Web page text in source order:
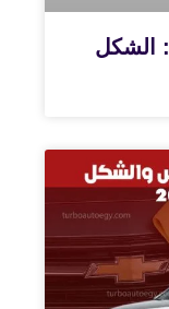
مراجعة شاملة لدبابة 2026: الشكل